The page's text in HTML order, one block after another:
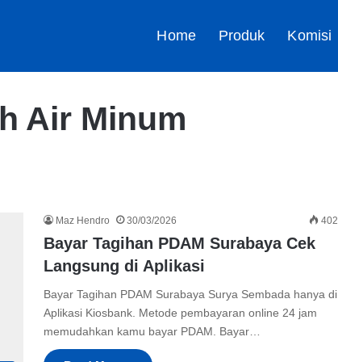
Home Produk Komisi
Air Minum
Maz Hendro 30/03/2026 402
Bayar Tagihan PDAM Surabaya Cek
Langsung di Aplikasi
Bayar Tagihan PDAM Surabaya Surya Sembada hanya di
Aplikasi Kiosbank. Metode pembayaran online 24 jam
memudahkan kamu bayar PDAM. Bayar…